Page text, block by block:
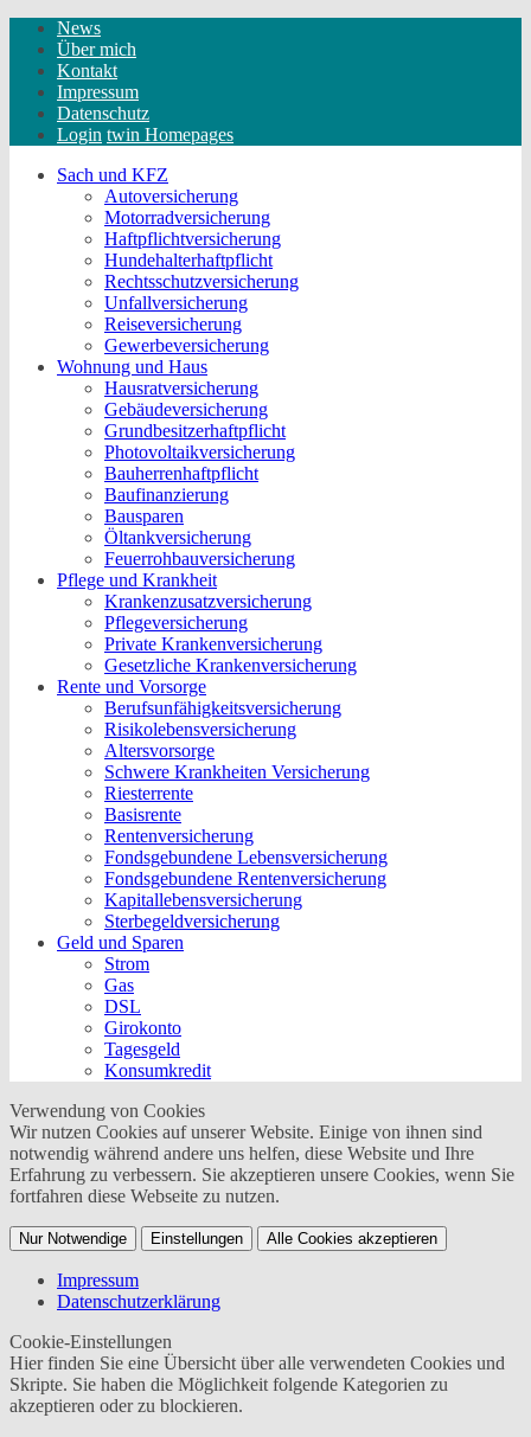
News
Über mich
Kontakt
Impressum
Datenschutz
Login twin Homepages
Sach und KFZ
Autoversicherung
Motorradversicherung
Haftpflichtversicherung
Hundehalterhaftpflicht
Rechtsschutzversicherung
Unfallversicherung
Reiseversicherung
Gewerbeversicherung
Wohnung und Haus
Hausratversicherung
Gebäudeversicherung
Grundbesitzerhaftpflicht
Photovoltaikversicherung
Bauherrenhaftpflicht
Baufinanzierung
Bausparen
Öltankversicherung
Feuerrohbauversicherung
Pflege und Krankheit
Krankenzusatzversicherung
Pflegeversicherung
Private Krankenversicherung
Gesetzliche Krankenversicherung
Rente und Vorsorge
Berufs­unfähigkeitsversicherung
Risikolebensversicherung
Altersvorsorge
Schwere Krankheiten Versicherung
Riesterrente
Basisrente
Rentenversicherung
Fondsgebundene Lebensversicherung
Fondsgebundene Rentenversicherung
Kapitallebensversicherung
Sterbegeldversicherung
Geld und Sparen
Strom
Gas
DSL
Girokonto
Tagesgeld
Konsumkredit
Verwendung von Cookies
Wir nutzen Cookies auf unserer Website. Einige von ihnen sind
notwendig während andere uns helfen, diese Website und Ihre
Erfahrung zu verbessern. Sie akzeptieren unsere Cookies, wenn Sie
fortfahren diese Webseite zu nutzen.
Nur Notwendige Einstellungen Alle Cookies akzeptieren
Impressum
Datenschutzerklärung
Cookie-Einstellungen
Hier finden Sie eine Übersicht über alle verwendeten Cookies und
Skripte. Sie haben die Möglichkeit folgende Kategorien zu
akzeptieren oder zu blockieren.